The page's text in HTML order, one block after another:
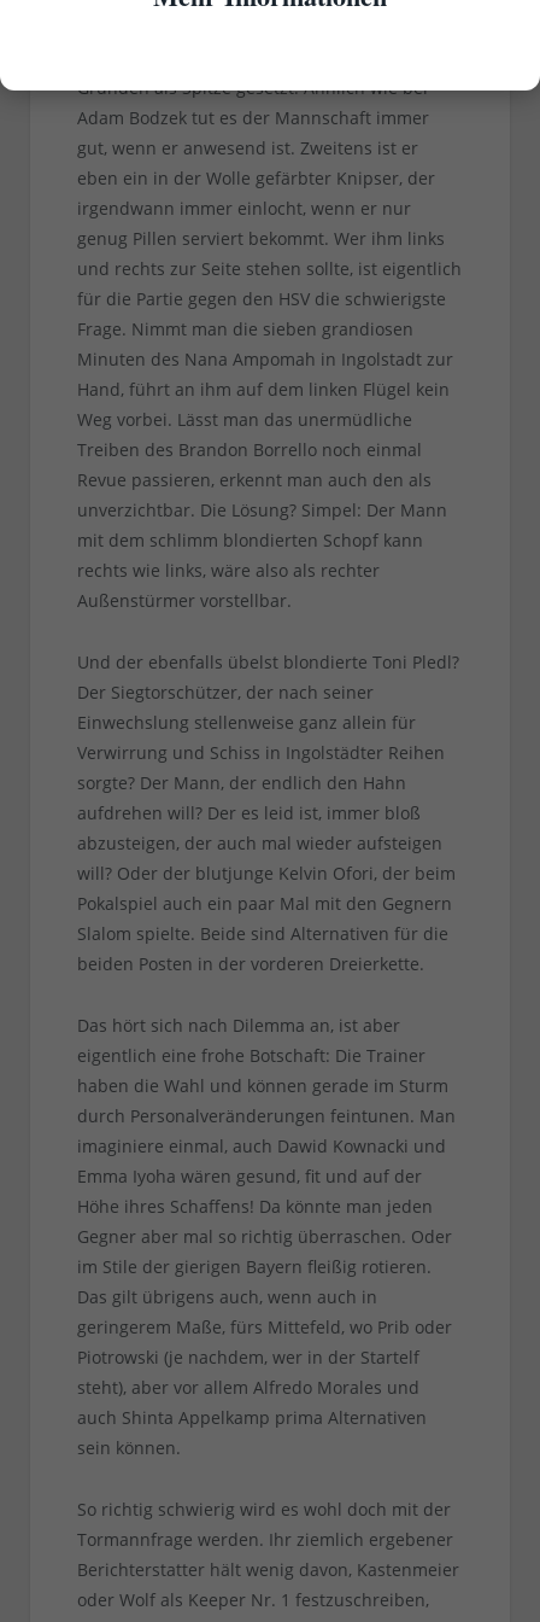
Gründen als Spitze gesetzt. Ähnlich wie bei
Adam Bodzek tut es der Mannschaft immer
gut, wenn er anwesend ist. Zweitens ist er
eben ein in der Wolle gefärbter Knipser, der
irgendwann immer einlocht, wenn er nur
genug Pillen serviert bekommt. Wer ihm links
und rechts zur Seite stehen sollte, ist eigentlich
für die Partie gegen den HSV die schwierigste
Frage. Nimmt man die sieben grandiosen
Minuten des Nana Ampomah in Ingolstadt zur
Hand, führt an ihm auf dem linken Flügel kein
Weg vorbei. Lässt man das unermüdliche
Treiben des Brandon Borrello noch einmal
Revue passieren, erkennt man auch den als
unverzichtbar. Die Lösung? Simpel: Der Mann
mit dem schlimm blondierten Schopf kann
rechts wie links, wäre also als rechter
Außenstürmer vorstellbar.
Und der ebenfalls übelst blondierte Toni Pledl?
Der Siegtorschützer, der nach seiner
Einwechslung stellenweise ganz allein für
Verwirrung und Schiss in Ingolstädter Reihen
sorgte? Der Mann, der endlich den Hahn
aufdrehen will? Der es leid ist, immer bloß
abzusteigen, der auch mal wieder aufsteigen
will? Oder der blutjunge Kelvin Ofori, der beim
Pokalspiel auch ein paar Mal mit den Gegnern
Slalom spielte. Beide sind Alternativen für die
beiden Posten in der vorderen Dreierkette.
Das hört sich nach Dilemma an, ist aber
eigentlich eine frohe Botschaft: Die Trainer
haben die Wahl und können gerade im Sturm
durch Personalveränderungen feintunen. Man
imaginiere einmal, auch Dawid Kownacki und
Emma Iyoha wären gesund, fit und auf der
Höhe ihres Schaffens! Da könnte man jeden
Gegner aber mal so richtig überraschen. Oder
im Stile der gierigen Bayern fleißig rotieren.
Das gilt übrigens auch, wenn auch in
geringerem Maße, fürs Mittefeld, wo Prib oder
Piotrowski (je nachdem, wer in der Startelf
steht), aber vor allem Alfredo Morales und
auch Shinta Appelkamp prima Alternativen
sein können.
So richtig schwierig wird es wohl doch mit der
Tormannfrage werden. Ihr ziemlich ergebener
Berichterstatter hält wenig davon, Kastenmeier
oder Wolf als Keeper Nr. 1 festzuschreiben,